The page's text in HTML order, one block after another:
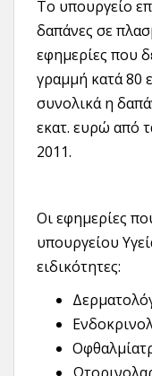
Το υπουργείο
δαπάνες σε
εφημερίες που
γραμμή κατά 80
συνολικά η
εκατ. ευρώ από
2011.
Οι εφημερίες
υπουργείου
ειδικότητες: